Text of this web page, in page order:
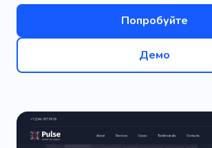
Попробуйте
Демо